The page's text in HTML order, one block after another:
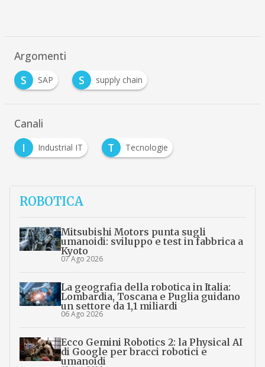
Argomenti
S
SAP S supply chain
Canali
I
Industrial IT T Tecnologie
ROBOTICA
Mitsubishi Motors punta sugli
umanoidi: sviluppo e test in fabbrica a
Kyoto
07 Ago 2026
La geografia della robotica in Italia:
Lombardia, Toscana e Puglia guidano
un settore da 1,1 miliardi
06 Ago 2026
Ecco Gemini Robotics 2: la Physical AI
di Google per bracci robotici e
umanoidi